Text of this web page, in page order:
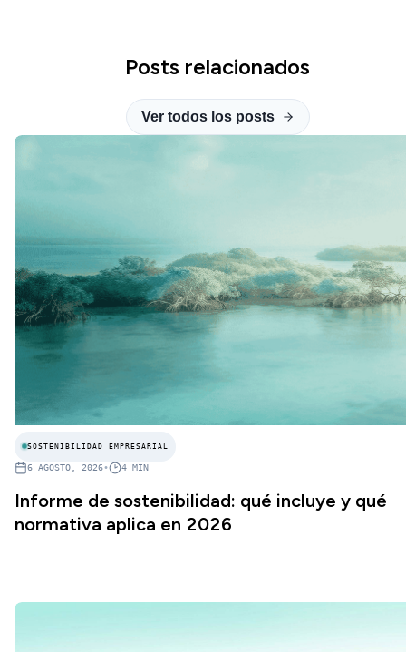
Posts relacionados
Ver todos los posts
SOSTENIBILIDAD EMPRESARIAL
6 AGOSTO, 2026• 4 MIN
Informe de sostenibilidad: qué incluye y qué
normativa aplica en 2026